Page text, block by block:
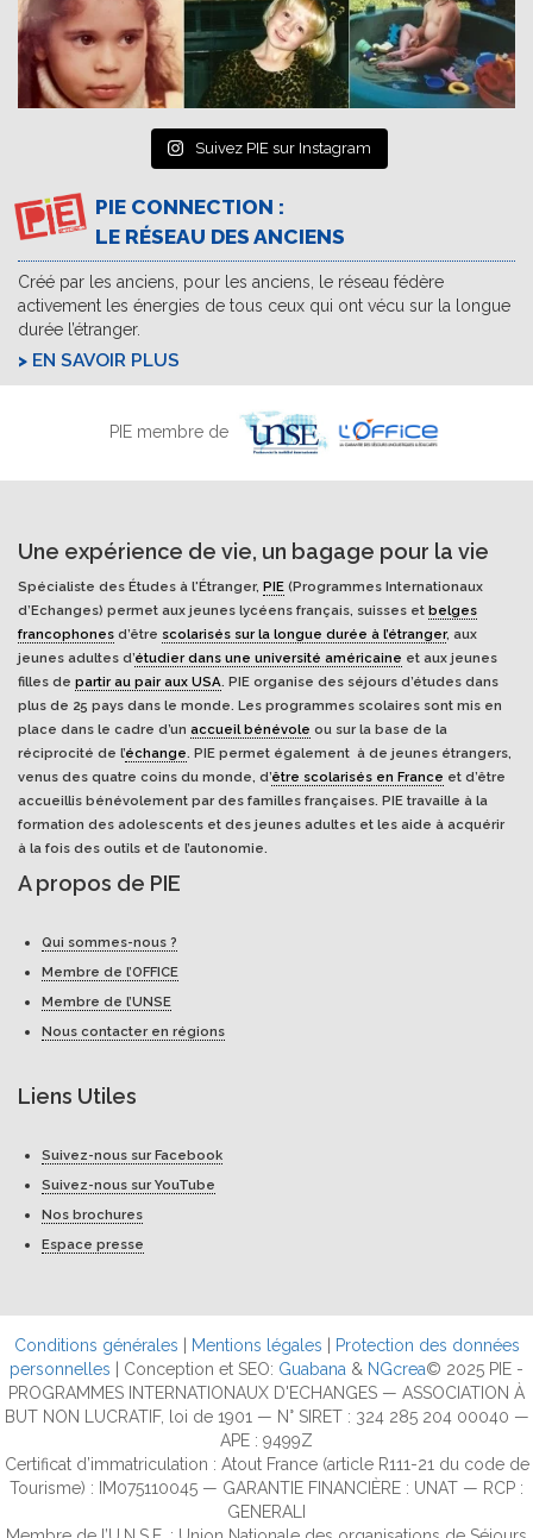
Suivez PIE sur Instagram
PIE CONNECTION :
LE RÉSEAU DES ANCIENS
Créé par les anciens, pour les anciens, le réseau fédère
activement les énergies de tous ceux qui ont vécu sur la longue
durée l’étranger.
EN SAVOIR PLUS
PIE membre de
Une expérience de vie, un bagage pour la vie
Spécialiste des Études à l'Étranger, PIE (Programmes Internationaux
d’Echanges) permet aux jeunes lycéens français, suisses et belges
francophones d’être scolarisés sur la longue durée à l’étranger, aux
jeunes adultes d’étudier dans une université américaine et aux jeunes
filles de partir au pair aux USA. PIE organise des séjours d’études dans
plus de 25 pays dans le monde. Les programmes scolaires sont mis en
place dans le cadre d’un accueil bénévole ou sur la base de la
réciprocité de l’échange. PIE permet également à de jeunes étrangers,
venus des quatre coins du monde, d’être scolarisés en France et d’être
accueillis bénévolement par des familles françaises. PIE travaille à la
formation des adolescents et des jeunes adultes et les aide à acquérir
à la fois des outils et de l’autonomie.
A propos de PIE
Qui sommes-nous ?
Membre de l’OFFICE
Membre de l’UNSE
Nous contacter en régions
Liens Utiles
Suivez-nous sur Facebook
Suivez-nous sur YouTube
Nos brochures
Espace presse
Conditions générales Mentions légales
Protection des données
personnelles | Conception et SEO: Guabana & NGcrea© 2025 PIE -
PROGRAMMES INTERNATIONAUX D'ECHANGES — ASSOCIATION À
BUT NON LUCRATIF, loi de 1901 — N° SIRET : 324 285 204 00040 —
APE : 9499Z
Certificat d’immatriculation : Atout France (article R111-21 du code de
Tourisme) : IM075110045 — GARANTIE FINANCIÈRE : UNAT — RCP :
GENERALI